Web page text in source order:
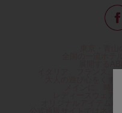
イタリア、フランス、
メインに、時
レディースウェア
オリジナルアイテム
公式通販サイトではネッ